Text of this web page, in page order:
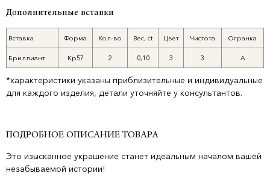
Дополнительные вставки
Вставка Форма Кол-во Вес, ct Цвет Чистота Огранка
Бриллиант Кр57 2 0,10 3 3 А
*характеристики указаны приблизительные и индивидуальные
для каждого изделия, детали уточняйте у консультантов.
ПОДРОБНОЕ ОПИСАНИЕ ТОВАРА
Это изысканное украшение станет идеальным началом вашей
незабываемой истории!